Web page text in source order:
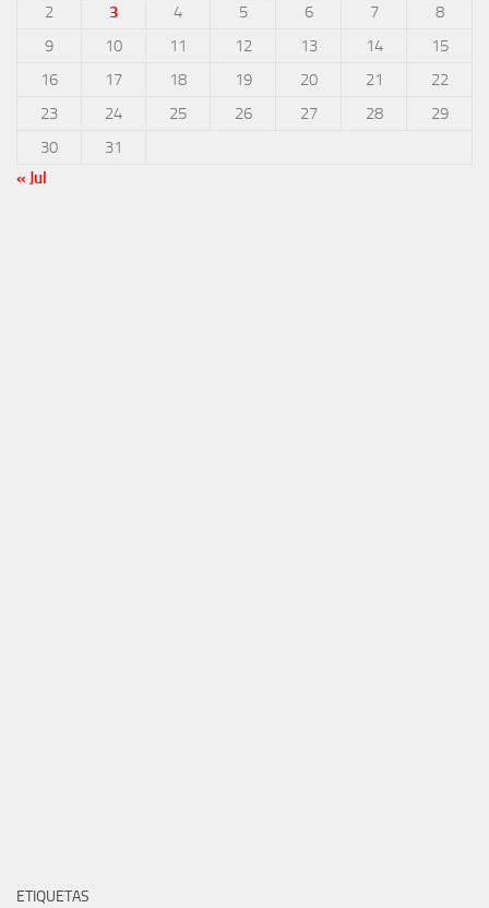
2
3 4 5 6 7
8
9
10 11 12 13 14
15
16
17 18 19 20 21
22
23
24 25 26 27 28
29
30
31
« Jul
ETIQUETAS